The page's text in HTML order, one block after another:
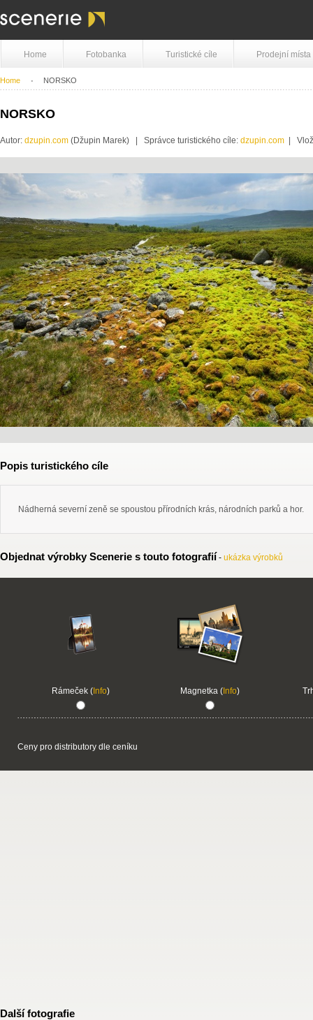
Home Fotobanka Turistické cíle Prodejní místa
Home NORSKO
NORSKO
Autor: dzupin.com (Džupin Marek) | Správce turistického cíle: dzupin.com |
Popis turistického cíle
Nádherná severní zeně se spoustou přírodních krás, národních parků a hor.
Objednat výrobky Scenerie s touto fotografií - ukázka výrobků
Rámeček (Info) Magnetka (Info)
Ceny pro distributory dle ceníku
Další fotografie